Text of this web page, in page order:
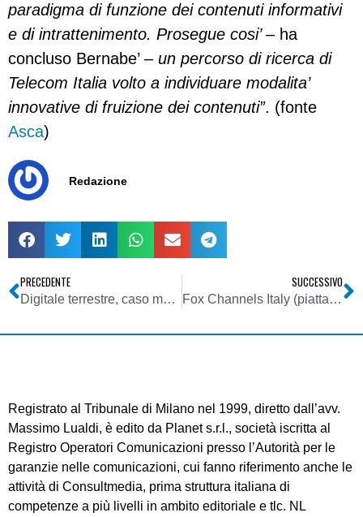
paradigma di funzione dei contenuti informativi
e di intrattenimento. Prosegue cosi’– ha
concluso Bernabe’ –un percorso di ricerca di
Telecom Italia volto a individuare modalita’
innovative di fruizione dei contenuti”. (fonte
Asca)
Redazione
PRECEDENTE
Digitale terrestre, caso mancata autorizzazione MSE a Cielo. Agcom: “Se c’è il diritto, e il diritto c’è, non alimentiamo dubbi”
SUCCESSIVO
Fox Channels Italy (piattaforma Sky): abbassamento tetti pubblicitari al 12% per pay proposto da Romani determina tagli posti lavoro
Registrato al Tribunale di Milano nel 1999, diretto dall’avv.
Massimo Lualdi, è edito da Planet s.r.l., società iscritta al
Registro Operatori Comunicazioni presso l’Autorità per le
garanzie nelle comunicazioni, cui fanno riferimento anche le
attività di Consultmedia, prima struttura italiana di
competenze a più livelli in ambito editoriale e tlc. NL